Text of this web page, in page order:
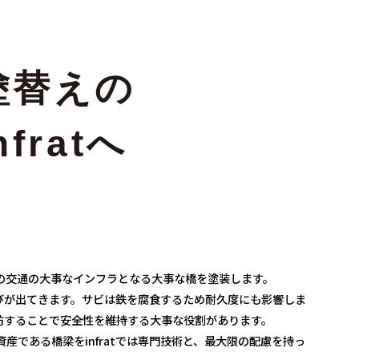
替えの
へ
通の大事なインフラとなる大事な橋を塗装します。
出てきます。サビは鉄を腐食するため耐久度にも影響しま
ることで安全性を維持する大事な役割があります。
である橋梁をinfratでは専門技術と、最大限の配慮を持っ